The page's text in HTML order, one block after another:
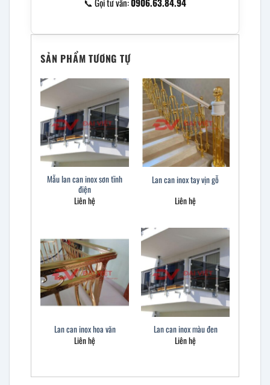
SẢN PHẨM TƯƠNG TỰ
Mẫu lan can inox sơn tĩnh
điện
Liên hệ
Lan can inox tay vịn gỗ
Liên hệ
Lan can inox hoa văn
Liên hệ
Lan can inox màu đen
Liên hệ